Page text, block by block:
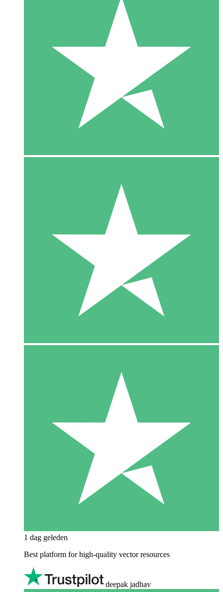
1 dag geleden
Best platform for high-quality vector resources
deepak jadhav